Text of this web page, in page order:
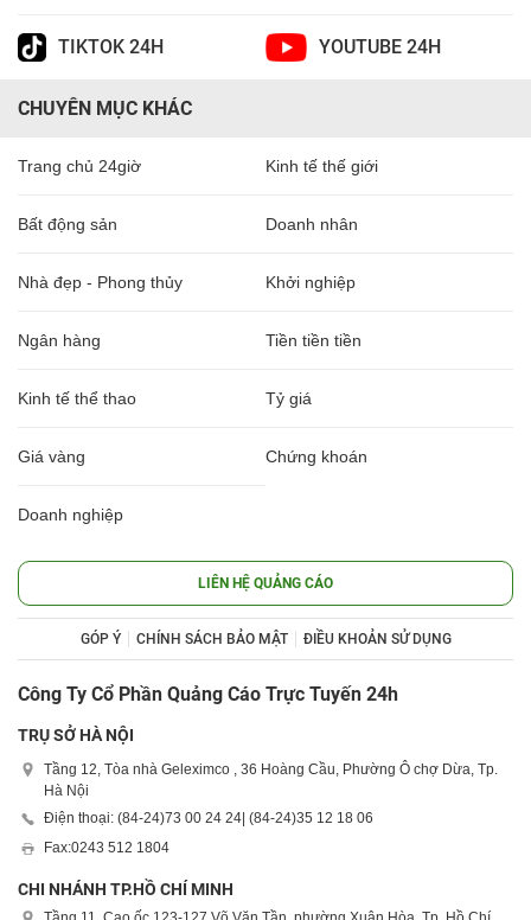
TIKTOK 24H YOUTUBE 24H
CHUYÊN MỤC KHÁC
Trang chủ 24giờ Kinh tế thế giới
Bất động sản Doanh nhân
Nhà đẹp - Phong thủy Khởi nghiệp
Ngân hàng Tiền tiền tiền
Kinh tế thể thao Tỷ giá
Giá vàng Chứng khoán
Doanh nghiệp
LIÊN HỆ QUẢNG CÁO
GÓP Ý CHÍNH SÁCH BẢO MẬT ĐIỀU KHOẢN SỬ DỤNG
Công Ty Cổ Phần Quảng Cáo Trực Tuyến 24h
TRỤ SỞ HÀ NỘI
Tầng 12, Tòa nhà Geleximco , 36 Hoàng Cầu, Phường Ô chợ Dừa, Tp.
Hà Nội
Điện thoại: (84-24)73 00 24 24| (84-24)35 12 18 06
Fax:0243 512 1804
CHI NHÁNH TP.HỒ CHÍ MINH